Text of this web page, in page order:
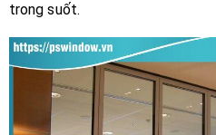
trong suốt.